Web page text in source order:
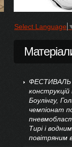
Select Language
ФЕСТИВАЛЬ
Боулінгу,
чемпіонат
Тирі і
повітряним